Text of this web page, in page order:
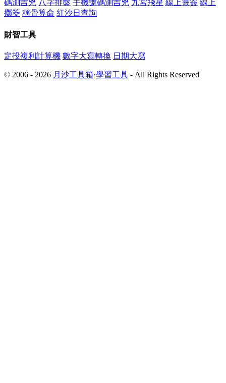
碼測吉兇 八字排盤 手機號碼測吉兇 九宮飛星 線上靈簽 線上
擲筊 稱骨算命 紅沙日查詢
財智工具
定投複利計算機 數字大寫轉換 日期大寫
© 2006 - 2026 月沙工具箱·學習工具 - All Rights Reserved